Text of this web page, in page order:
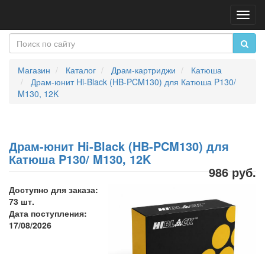
Магазин Каталог Драм-картриджи
Катюша
Драм-юнит Hi-Black (HB-PCM130) для Катюша P130/
M130, 12K
Драм-юнит Hi-Black (HB-PCM130) для
Катюша P130/ M130, 12K
986 руб.
Доступно для заказа:
73 шт.
Дата поступления:
17/08/2026